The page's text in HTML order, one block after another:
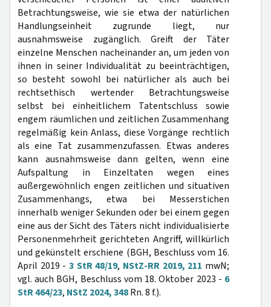
Betrachtungsweise, wie sie etwa der natürlichen
Handlungseinheit zugrunde liegt, nur
ausnahmsweise zugänglich. Greift der Täter
einzelne Menschen nacheinander an, um jeden von
ihnen in seiner Individualität zu beeinträchtigen,
so besteht sowohl bei natürlicher als auch bei
rechtsethisch wertender Betrachtungsweise
selbst bei einheitlichem Tatentschluss sowie
engem räumlichen und zeitlichen Zusammenhang
regelmäßig kein Anlass, diese Vorgänge rechtlich
als eine Tat zusammenzufassen. Etwas anderes
kann ausnahmsweise dann gelten, wenn eine
Aufspaltung in Einzeltaten wegen eines
außergewöhnlich engen zeitlichen und situativen
Zusammenhangs, etwa bei Messerstichen
innerhalb weniger Sekunden oder bei einem gegen
eine aus der Sicht des Täters nicht individualisierte
Personenmehrheit gerichteten Angriff, willkürlich
und gekünstelt erschiene (BGH, Beschluss vom 16.
April 2019 - 3 StR 48/19, NStZ-RR 2019, 211 mwN;
vgl. auch BGH, Beschluss vom 18. Oktober 2023 - 6
StR 464/23, NStZ 2024, 348Rn. 8 f.).